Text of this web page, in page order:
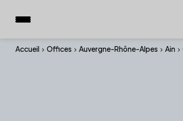
Accueil Offices Auvergne-Rhône-Alpes Ain